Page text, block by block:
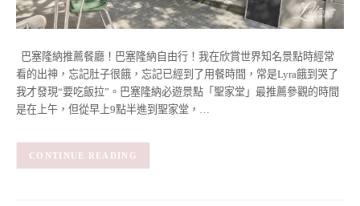
巴塞隆納推薦餐廳！巴塞隆納自由行！我在欣賞世界知名景點時經常
看的出神，忘記肚子很餓，忘記已經到了用餐時間，常是Lyra餓到哭了
我才發現“要吃飯拉”。巴塞隆納必遊景點「聖家堂」最推薦參觀的時間
是在上午，但從早上9點半進到聖家堂，…
CONTINUE READING